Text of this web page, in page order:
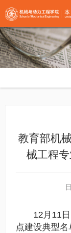
教育部机
械工程
12月11
点建设典型